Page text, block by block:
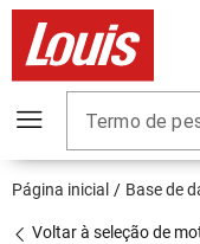
Termo de
Página inicial Base de
Voltar à seleção de